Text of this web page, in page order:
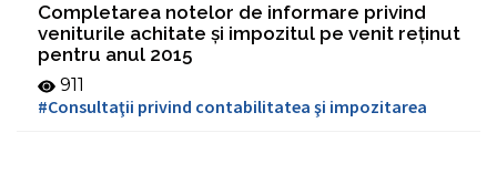
Completarea notelor de informare privind
veniturile achitate şi impozitul pe venit reţinut
pentru anul 2015
911
#Consultaţii privind contabilitatea şi impozitarea